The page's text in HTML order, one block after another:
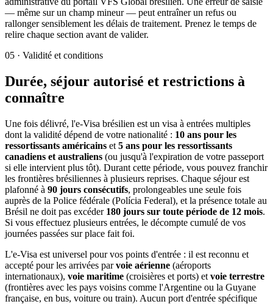
— même sur un champ mineur — peut entraîner un refus ou
rallonger sensiblement les délais de traitement. Prenez le temps de
relire chaque section avant de valider.
05 · Validité et conditions
Durée, séjour autorisé et restrictions à
connaître
Une fois délivré, l'e-Visa brésilien est un visa à entrées multiples
dont la validité dépend de votre nationalité : 10 ans pour les
ressortissants américains et 5 ans pour les ressortissants
canadiens et australiens (ou jusqu'à l'expiration de votre passeport
si elle intervient plus tôt). Durant cette période, vous pouvez franchir
les frontières brésiliennes à plusieurs reprises. Chaque séjour est
plafonné à 90 jours consécutifs, prolongeables une seule fois
auprès de la Police fédérale (Polícia Federal), et la présence totale au
Brésil ne doit pas excéder 180 jours sur toute période de 12 mois.
Si vous effectuez plusieurs entrées, le décompte cumulé de vos
journées passées sur place fait foi.
L'e-Visa est universel pour vos points d'entrée : il est reconnu et
accepté pour les arrivées parvoie aérienne (aéroports
internationaux), voie maritime (croisières et ports) et voie terrestre
(frontières avec les pays voisins comme l'Argentine ou la Guyane
française, en bus, voiture ou train). Aucun port d'entrée spécifique